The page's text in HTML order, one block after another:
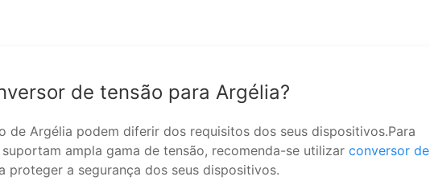
de tensão para Argélia?
de Argélia podem diferir dos requisitos dos seus dispositivos.Para
ampla gama de tensão, recomenda-se utilizar conversor de
proteger a segurança dos seus dispositivos.